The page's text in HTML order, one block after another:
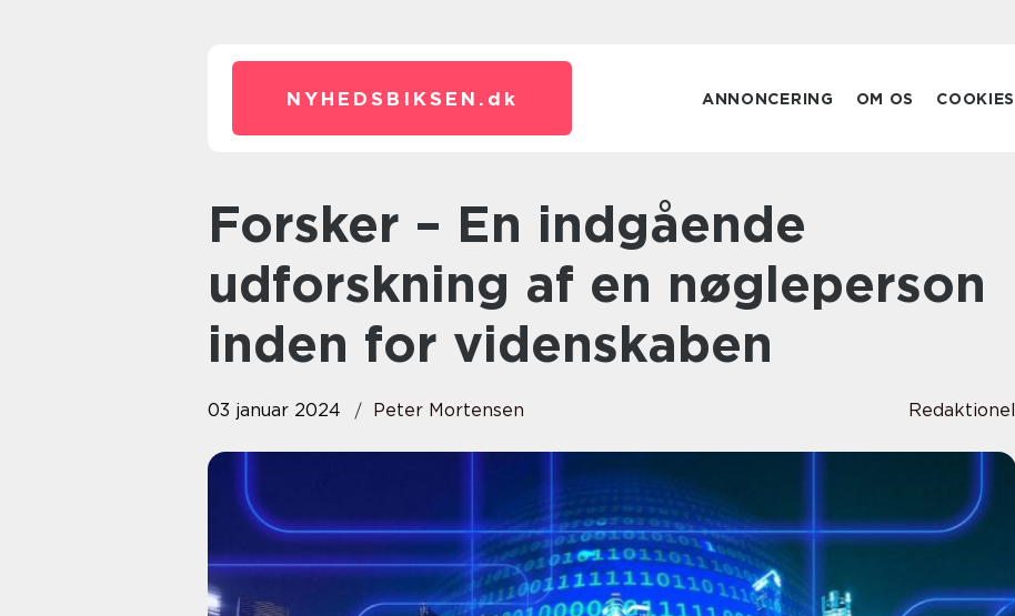
NYHEDSBIKSEN. dk ANNONCERING OM OS COOKIES
Forsker – En indgående
udforskning af en nøgleperson
inden for videnskaben
03 januar 2024 Peter Mortensen Redaktionel